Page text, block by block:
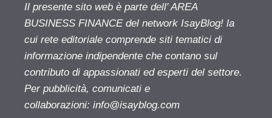
Il presente sito web è parte dell' AREA
BUSINESS FINANCE del network IsayBlog! la
cui rete editoriale comprende siti tematici di
informazione indipendente che contano sul
contributo di appassionati ed esperti del settore.
Per pubblicità, comunicati e
collaborazioni: info@isayblog.com